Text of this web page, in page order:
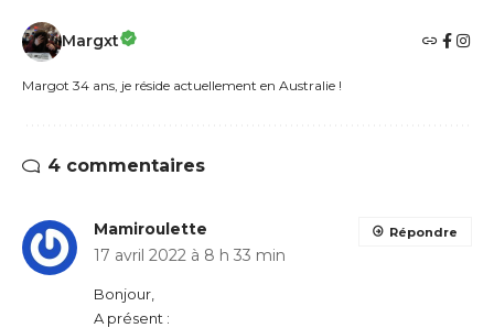
Margxt
Margot 34 ans, je réside actuellement en Australie !
4 commentaires
Mamiroulette
17 avril 2022 à 8 h 33 min
Bonjour,
A présent :
Répondre